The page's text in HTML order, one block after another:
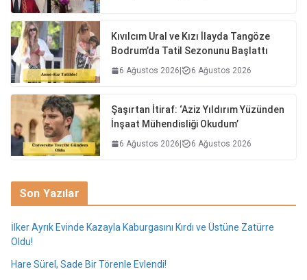
Kıvılcım Ural ve Kızı İlayda Tangöze
Bodrum’da Tatil Sezonunu Başlattı
6 Ağustos 2026 6 Ağustos 2026
Şaşırtan İtiraf: ‘Aziz Yıldırım Yüzünden
İnşaat Mühendisliği Okudum’
6 Ağustos 2026 6 Ağustos 2026
Son Yazılar
İlker Ayrık Evinde Kazayla Kaburgasını Kırdı ve Üstüne Zatürre
Oldu!
Hare Sürel, Sade Bir Törenle Evlendi!